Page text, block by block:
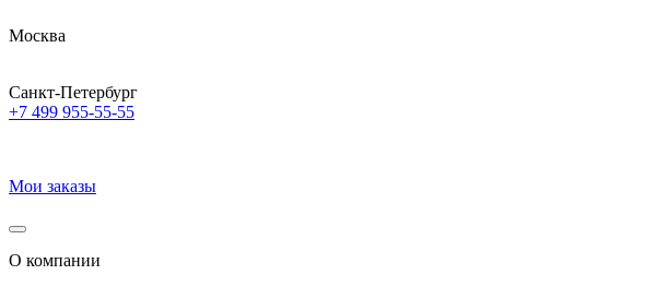
Москва
Санкт-Петербург
+7 499 955-55-55
Мои заказы
О компании